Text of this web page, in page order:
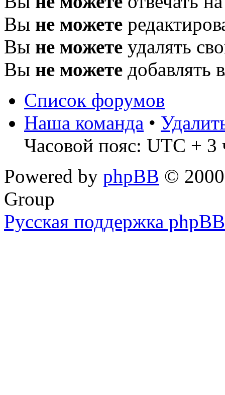
Вы не можете
Вы не можете удалять
Вы не можете добавлять
Список форумов
Наша команда •
Часовой пояс: UTC + 3
Powered by phpBB ©
Group
Русская поддержка phpBB